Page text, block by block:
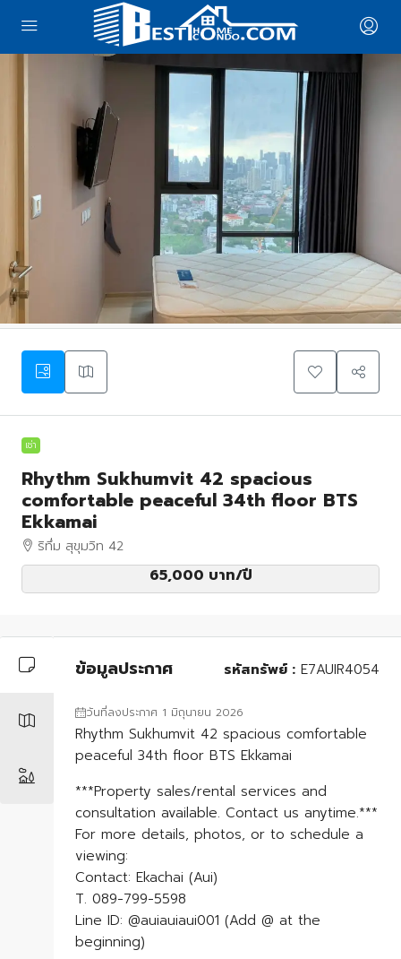
เช่า
Rhythm Sukhumvit 42 spacious
comfortable peaceful 34th floor BTS
Ekkamai
ริทึ่ม สุขุมวิท 42
65,000 บาท/ปี
ข้อมูลประกาศ รหัสทรัพย์ : E7AUIR4054
วันที่ลงประกาศ 1 มิถุนายน 2026
Rhythm Sukhumvit 42 spacious comfortable
peaceful 34th floor BTS Ekkamai
***Property sales/rental services and
consultation available. Contact us anytime.***
For more details, photos, or to schedule a
viewing:
Contact: Ekachai (Aui)
T. 089-799-5598
Line ID: @auiauiaui001 (Add @ at the
beginning)